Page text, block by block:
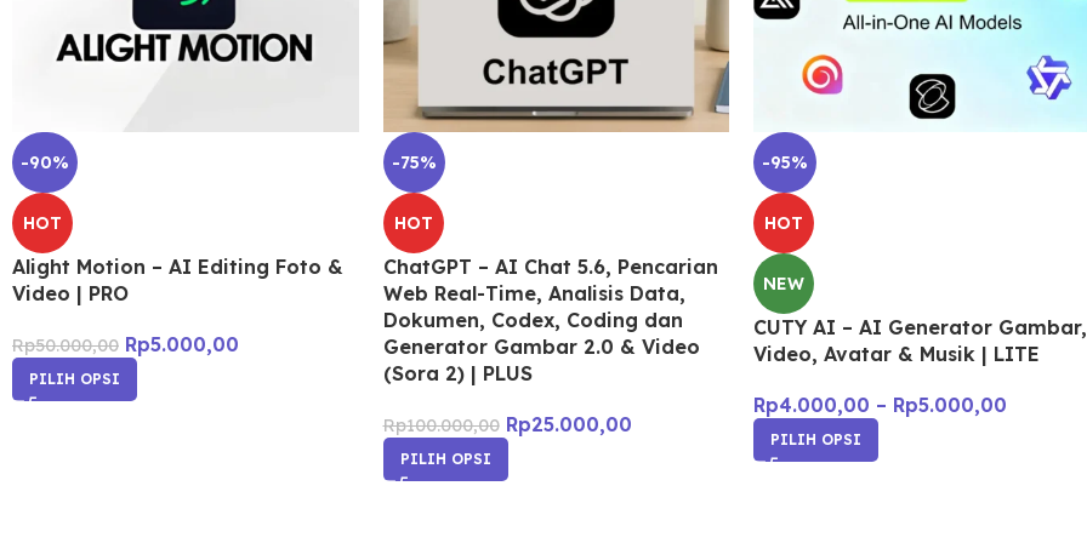
-90%
HOT
Alight Motion – AI Editing Foto &
Video | PRO
Rp50.000,00 Rp5.000,00
PILIH OPSI
-75%
HOT
ChatGPT – AI Chat 5.6, Pencarian
Web Real-Time, Analisis Data,
Dokumen, Codex, Coding dan
Generator Gambar 2.0 & Video
(Sora 2) | PLUS
Rp100.000,00 Rp25.000,00
PILIH OPSI
-95%
HOT
NEW
CUTY AI – AI Generator Gambar,
Video, Avatar & Musik | LITE
Rp4.000,00 – Rp5.000,00
PILIH OPSI